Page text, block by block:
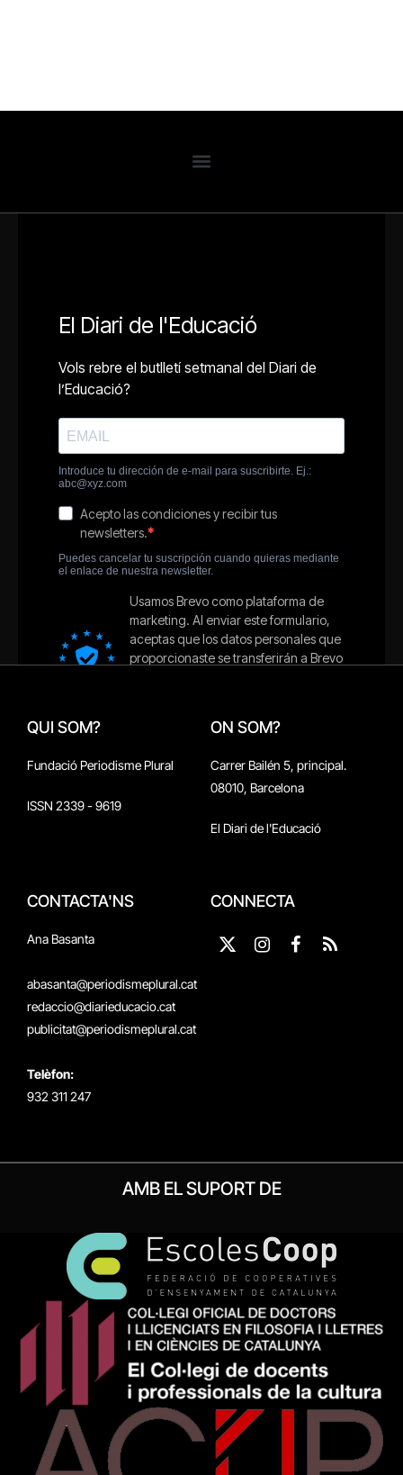
QUI SOM?
Fundació Periodisme Plural
ISSN 2339 - 9619
ON SOM?
Carrer Bailén 5, principal.
08010, Barcelona
El Diari de l'Educació
CONTACTA'NS
Ana Basanta
abasanta@periodismeplural.cat
redaccio@diarieducacio.cat
publicitat@periodismeplural.cat
Telèfon:
932 311 247
CONNECTA
X
Instagram
Facebook
RSS
AMB EL SUPORT DE